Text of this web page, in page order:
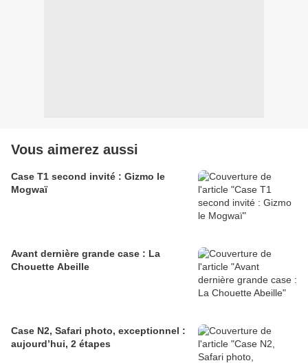
Vous aimerez aussi
Case T1 second invité : Gizmo le
Mogwaï
Avant dernière grande case : La
Chouette Abeille
Case N2, Safari photo, exceptionnel :
aujourd’hui, 2 étapes